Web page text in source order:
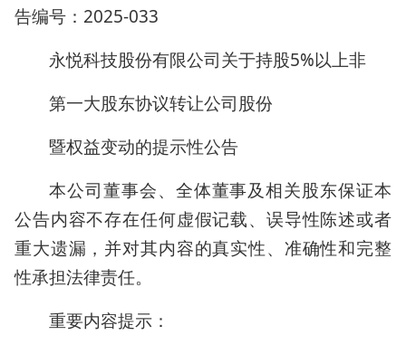
告编号：2025-033
永悦科技股份有限公司关于持股5%以上非
第一大股东协议转让公司股份
暨权益变动的提示性公告
本公司董事会、全体董事及相关股东保证本
公告内容不存在任何虚假记载、误导性陈述或者
重大遗漏，并对其内容的真实性、准确性和完整
性承担法律责任。
重要内容提示：